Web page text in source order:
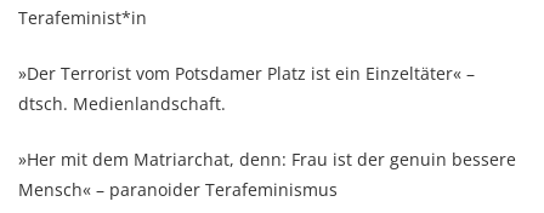
Terafeminist*in
»Der Terrorist vom Potsdamer Platz ist ein Einzeltäter« –
dtsch. Medienlandschaft.
»Her mit dem Matriarchat, denn: Frau ist der genuin bessere
Mensch« – paranoider Terafeminismus